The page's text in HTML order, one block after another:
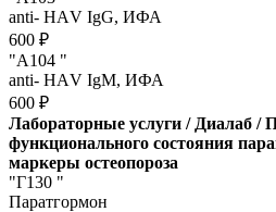
anti- НАV IgG, ИФА
600 ₽
"А104 "
anti- НАV IgM, ИФА
600 ₽
Лабораторные услуги / Диалаб /
функционального состояния
маркеры остеопороза
"Г130 "
Паратгормон